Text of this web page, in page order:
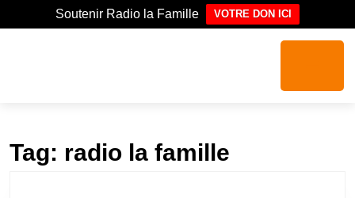
Soutenir Radio la Famille VOTRE DON ICI
Tag: radio la famille